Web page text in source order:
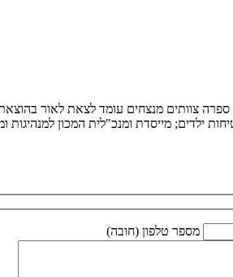
ספרה צוותים מנצחים עומד לצאת לאור
ילדים; מייסדת ומנכ"לית המכון למנהיגות
מספר טלפון (חובה)